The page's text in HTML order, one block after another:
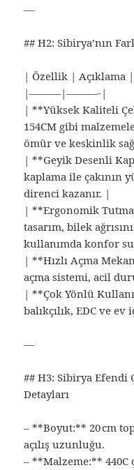
—
## H2: Sibirya’nın
| Özellik | Açıklama |
|———|———-|
| **Yüksek Kaliteli
154CM gibi
ömür ve keskinlik
| **Geyik Desenli
kaplama ile çakının
direnci kazanır. |
| **Ergonomik
tasarım, bilek
kullanımda konfor
| **Hızlı Açma
açma sistemi, acil
| **Çok Yönlü
balıkçılık, EDC ve
—
## H3: Sibirya Efendi
Detayları
– **Boyut:** 20 cm
açılış uzunluğu.
– **Malzeme:** 440C